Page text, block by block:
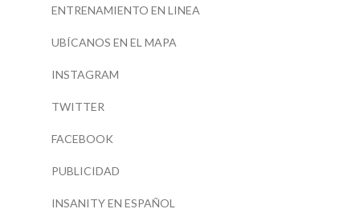
ENTRENAMIENTO EN LINEA
UBÍCANOS EN EL MAPA
INSTAGRAM
TWITTER
FACEBOOK
PUBLICIDAD
INSANITY EN ESPAÑOL